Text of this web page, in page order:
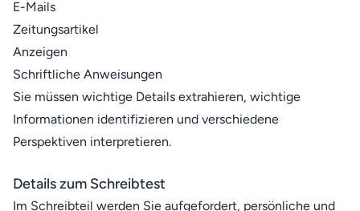
E-Mails
Zeitungsartikel
Anzeigen
Schriftliche Anweisungen
Sie müssen wichtige Details extrahieren, wichtige
Informationen identifizieren und verschiedene
Perspektiven interpretieren.
Details zum Schreibtest
Im Schreibteil werden Sie aufgefordert, persönliche und